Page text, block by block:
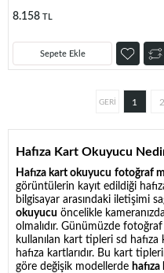
8.158 TL
Sepete Ekle
1 2
Hafıza Kart Okuyucu
Hafıza kart okuyucu fotoğraf
görüntülerin kayıt edildiği
bilgisayar arasındaki iletişimi
okuyucu öncelikle
olmalıdır. Günümüzde
kullanılan kart tipleri sd
hafıza kartlarıdır. Bu kart
göre değişik modellerde